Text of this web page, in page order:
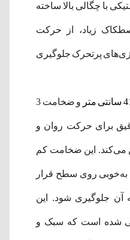
با چگالی بالا ساخته
زیاد، از حرکت
پرتحرک جلوگیری
و ضخامت 3
برای حرکت روان و
می‌کند. این ضخامت‌ کم
روی سطح قرار
آن جلوگیری شود.​ این
شده است که سبک و